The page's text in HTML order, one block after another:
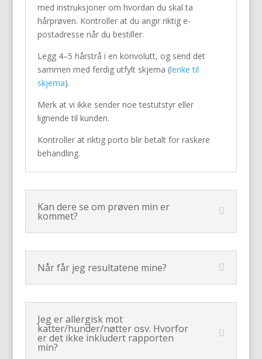
med instruksjoner om hvordan du skal ta
hårprøven. Kontroller at du angir riktig e-
postadresse når du bestiller.
Legg 4–5 hårstrå i en konvolutt, og send det
sammen med ferdig utfylt skjema (lenke til
skjema).
Merk at vi ikke sender noe testutstyr eller
lignende til kunden.
Kontroller at riktig porto blir betalt for raskere
behandling.
Kan dere se om prøven min er
kommet?
Når får jeg resultatene mine?
Jeg er allergisk mot
katter/hunder/nøtter osv. Hvorfor
er det ikke inkludert rapporten
min?